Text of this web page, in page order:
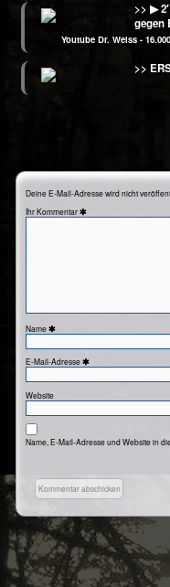
>> ▶
gegen
Youtube Dr. Weiss -
>>
Deine E-Mail-Adresse wird nicht
Kommentar
Name
E-Mail-Adresse
Website
Name, E-Mail-Adresse und Website in